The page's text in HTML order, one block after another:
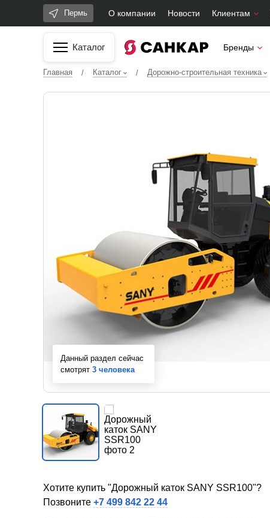
Пермь О компании Новости Клиентам
Каталог Бренды
Главная / Каталог / Дорожно-строительная техника
Данный раздел сейчас
смотрят 3 человека
Хотите купить "Дорожный каток SANY SSR100"?
Позвоните +7 499 842 22 44